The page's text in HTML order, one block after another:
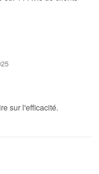
sur l'efficacité.